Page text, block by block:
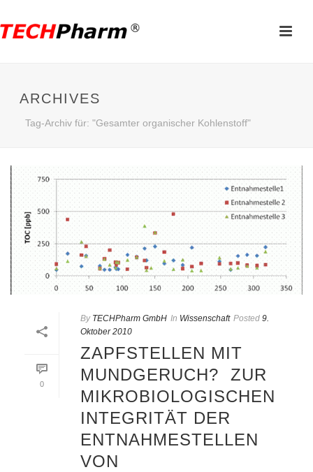
ARCHIVES
Tag-Archiv für: "Gesamter organischer Kohlenstoff"
0
By TECHPharm GmbH In Wissenschaft Posted 9.
Oktober 2010
ZAPFSTELLEN MIT
MUNDGERUCH?  ZUR
MIKROBIOLOGISCHEN
INTEGRITÄT DER
ENTNAHMESTELLEN
VON